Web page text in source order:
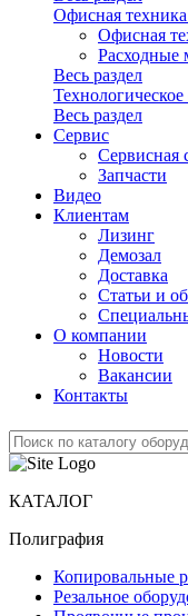
Офисная
Офисная
Расходные
Весь раздел
Весь раздел
Сервис
Сервисная
Запчасти
Видео
Клиентам
Лизинг
Демозал
Доставка
Статьи и
О компании
Новости
Вакансии
Контакты
КАТАЛОГ
Полиграфия
Копировальные
Резальное